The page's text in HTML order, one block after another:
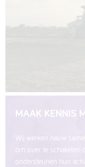
MAAK KENNIS
Wij werken nauw
om over te schakelen
ondersteunen hun